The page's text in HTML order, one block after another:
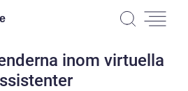
inom virtuella